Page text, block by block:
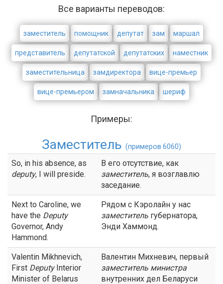
Все варианты переводов:
заместитель помощник депутат зам маршал
представитель депутатской депутатских наместник
заместительница замдиректора вице-премьер
вице-премьером замначальника шериф
Примеры:
Заместитель (примеров 6060)
So, in his absence, as
deputy, I will preside.
В его отсутствие, как
заместитель, я возглавлю
заседание.
Next to Caroline, we
have the Deputy
Governor, Andy
Hammond.
Рядом с Кэролайн у нас
заместитель губернатора,
Энди Хаммонд.
Valentin Mikhnevich,
First DeputyInterior
Minister of Belarus
Валентин Михневич, первый
заместитель министра
внутренних дел Беларуси